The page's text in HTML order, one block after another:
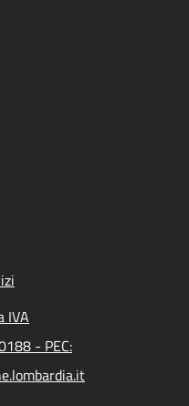
IVA
- PEC: